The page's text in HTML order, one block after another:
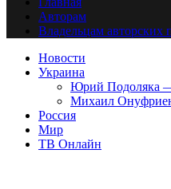
Авторам
Владельцам авторских
Новости
Украина
Юрий
Михаил
Россия
Мир
ТВ Онлайн